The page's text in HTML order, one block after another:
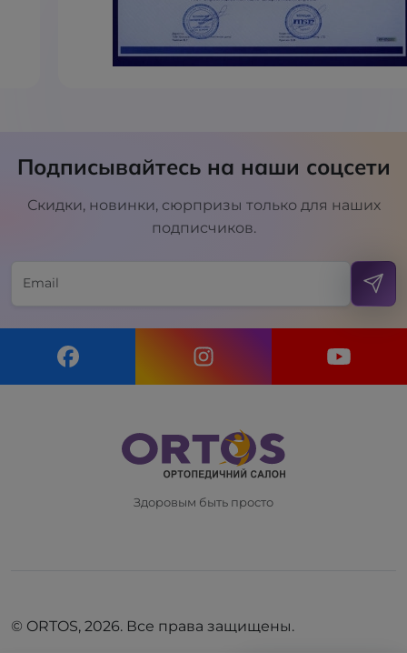
Подписывайтесь на наши соцсети
Скидки, новинки, сюрпризы только для наших
подписчиков.
Здоровым быть просто
© ORTOS, 2026. Все права защищены.